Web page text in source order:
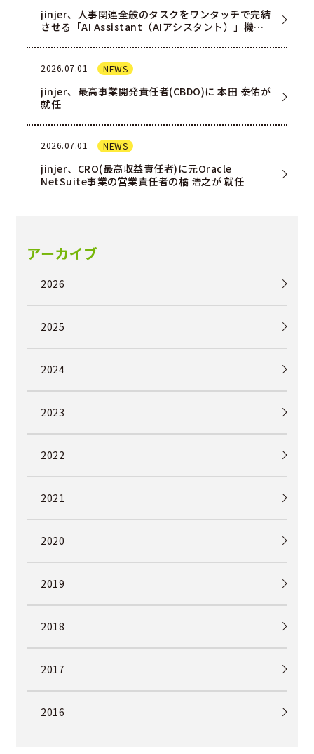
jinjer、人事関連全般のタスクをワンタッチで完結
させる「AI Assistant（AIアシスタント）」機能
2026.07.01 NEWS
jinjer、最高事業開発責任者(CBDO)に 本田 泰佑が
就任
2026.07.01 NEWS
jinjer、CRO(最高収益責任者)に元Oracle
NetSuite事業の営業責任者の橘 浩之が 就任
アーカイブ
2026
2025
2024
2023
2022
2021
2020
2019
2018
2017
2016